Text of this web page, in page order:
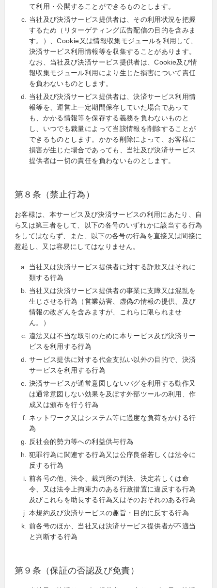
て利用・公開することができるものとします。
当社及び決済サービス提供者は、その利用状況を把握
するため（リターゲティング広告配信の目的を含みま
す。）、Cookie又は情報収集モジュールを利用して、
決済サービス利用情報等を収集することがあります。
なお、当社及び決済サービス提供者は、Cookie及び情
報収集モジュール利用により生じた損害について責任
を負わないものとします。
当社及び決済サービス提供者は、決済サービス利用情
報等を、運営上一定期間保存していた場合であって
も、かかる情報等を保存する義務を負わないものと
し、いつでも裁量によって当該情報を削除することが
できるものとします。かかる削除によって、お客様に
損害が生じた場合であっても、当社及び決済サービス
提供者は一切の責任を負わないものとします。
第８条（禁止行為）
お客様は、本サービス及び決済サービスの利用にあたり、自
ら又は第三者をして、以下の各号のいずれかに該当する行為
をしてはならず、また、以下の各号の行為を直接又は間接に
惹起し、又は容易にしてはなりません。
当社又は決済サービス提供者に対する詐欺又はそれに
類する行為
当社又は決済サービス提供者の事業に支障又は混乱を
生じさせる行為（営業妨害、虚偽の情報の提供、及び
情報の改ざんを含みますが、これらに限られませ
ん。）
違法又は不当な取引のために本サービス及び決済サー
ビスを利用する行為
サービス提供に対する代金支払い以外の目的で、決済
サービスを利用する行為
決済サービスが通常意図しないバグを利用する動作又
は通常意図しない効果を及ぼす外部ツールの利用、作
成又は頒布を行う行為
ネットワーク又はシステム等に過度な負荷をかける行
為
反社会的勢力等への利益供与行為
犯罪行為に関連する行為又は公序良俗若しくは法令に
反する行為
前各号の他、法令、裁判所の判決、決定若しくは命
令、又は法令上拘束力のある行政措置に違反する行為
及びこれらを助長する行為又はそのおそれのある行為
本規約及び決済サービスの趣旨・目的に反する行為
前各号のほか、当社又は決済サービス提供者が不適当
と判断する行為
第９条（保証の否認及び免責）